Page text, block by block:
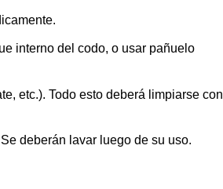
interno del codo, o usar pañuelo
etc.). Todo esto deberá limpiarse con
deberán lavar luego de su uso.